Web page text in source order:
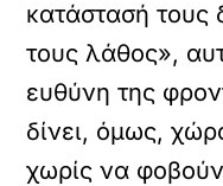
κατάστασή τους
τους λάθος»,
ευθύνη της
δίνει, όμως,
χωρίς να